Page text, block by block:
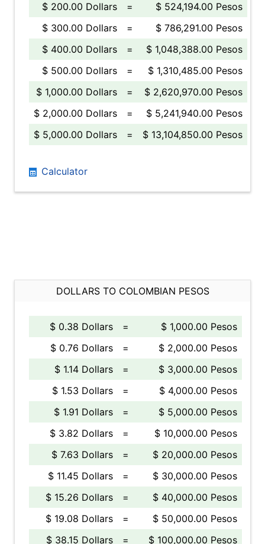
$ 200.00 Dollars
=
$ 524,194.00 Pesos
$ 300.00 Dollars
=
$ 786,291.00 Pesos
$ 400.00 Dollars
=
$ 1,048,388.00 Pesos
$ 500.00 Dollars
=
$ 1,310,485.00 Pesos
$ 1,000.00 Dollars
=
$ 2,620,970.00 Pesos
$ 2,000.00 Dollars
=
$ 5,241,940.00 Pesos
$ 5,000.00 Dollars
= $ 13,104,850.00 Pesos
Calculator
DOLLARS TO COLOMBIAN PESOS
$ 0.38 Dollars =
$ 1,000.00 Pesos
$ 0.76 Dollars
=
$ 2,000.00 Pesos
$ 1.14 Dollars
=
$ 3,000.00 Pesos
$ 1.53 Dollars
=
$ 4,000.00 Pesos
$ 1.91 Dollars
=
$ 5,000.00 Pesos
$ 3.82 Dollars
=
$ 10,000.00 Pesos
$ 7.63 Dollars
=
$ 20,000.00 Pesos
$ 11.45 Dollars
=
$ 30,000.00 Pesos
$ 15.26 Dollars
=
$ 40,000.00 Pesos
$ 19.08 Dollars
=
$ 50,000.00 Pesos
$ 38.15 Dollars
= $ 100,000.00 Pesos